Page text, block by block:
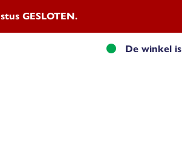
GESLOTEN.
De winkel is